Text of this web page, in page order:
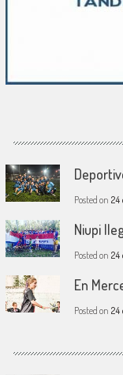
Posted on
Niupi
Posted on
En
Posted on